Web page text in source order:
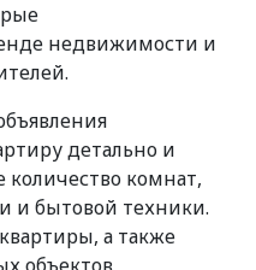
недвижимости и
детально и
количество комнат,
и бытовой техники.
а также